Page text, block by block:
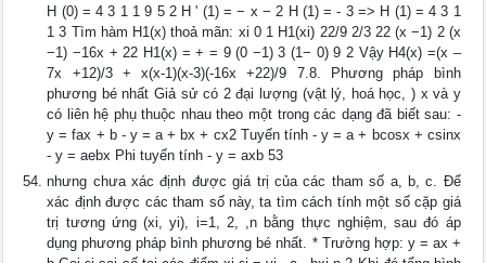
H (0) = 4 3 1 1 9 5 2 H ' (1) = − x − 2 H (1) = - 3 => H (1) = 4 3 1
1 3 Tìm hàm H1(x) thoả mãn: xi 0 1 H1(xi) 22/9 2/3 22 (x −1) 2 (x
−1) −16x + 22 H1(x) = + = 9 (0 −1) 3 (1− 0) 9 2 Vậy H4(x) =(x –
7x +12)/3 + x(x-1)(x-3)(-16x +22)/9 7.8. Phương pháp bình
phương bé nhất Giả sử có 2 đại lượng (vật lý, hoá học, ) x và y
có liên hệ phụ thuộc nhau theo một trong các dạng đã biết sau: -
y = fax + b - y = a + bx + cx2 Tuyến tính - y = a + bcosx + csinx
- y = aebx Phi tuyến tính - y = axb 53
nhưng chưa xác định được giá trị của các tham số a, b, c. Để
xác định được các tham số này, ta tìm cách tính một số cặp giá
trị tương ứng (xi, yi), i=1, 2, ,n bằng thực nghiệm, sau đó áp
dụng phương pháp bình phương bé nhất. * Trường hợp: y = ax +